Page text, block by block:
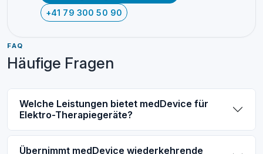
+41 79 300 50 90
FAQ
Häufige Fragen
Welche Leistungen bietet medDevice für
Elektro-Therapiegeräte?
Übernimmt medDevice wiederkehrende